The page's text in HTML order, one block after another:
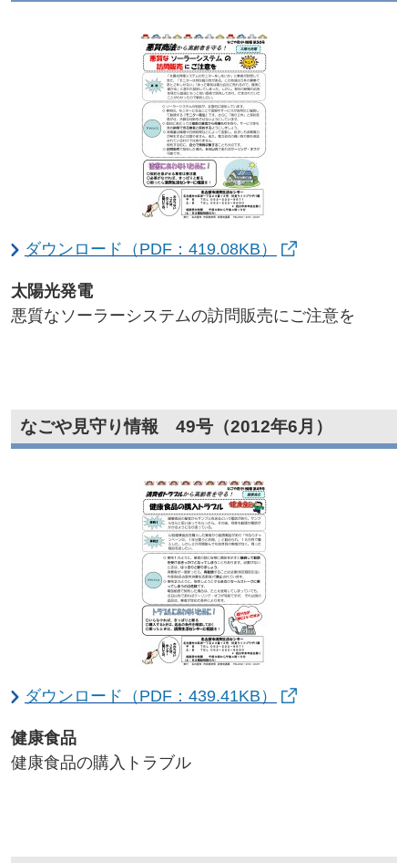
ダウンロード（PDF：419.08KB）
太陽光発電
悪質なソーラーシステムの訪問販売にご注意を
なごや見守り情報 49号（2012年6月）
ダウンロード（PDF：439.41KB）
健康食品​
健康食品の購入トラブル